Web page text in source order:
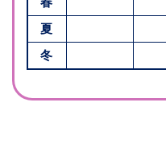
夏
冬